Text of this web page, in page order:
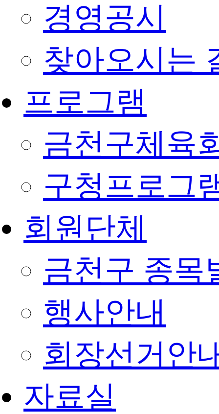
경영공시
찾아오시는
프로그램
금천구체육
구청프로그
회원단체
금천구 종목
행사안내
회장선거안
자료실